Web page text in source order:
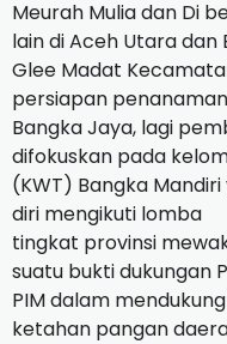
Meurah Mulia dan Di
lain di Aceh Utara dan
Glee Madat
persiapan
Bangka Jaya, lagi
difokuskan pada
(KWT) Bangka
diri mengikuti lomba
tingkat provinsi
suatu bukti dukungan
PIM dalam
ketahan pangan